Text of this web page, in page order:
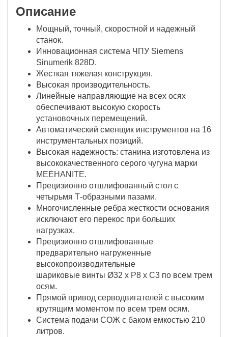
Описание
Мощный, точный, скоростной и надежный
станок.
Инновационная система ЧПУ Siemens
Sinumerik 828D.
Жесткая тяжелая конструкция.
Высокая производительность.
Линейные направляющие на всех осях
обеспечивают высокую скорость
установочных перемещений.
Автоматический сменщик инструментов на 16
инструментальных позиций.
Высокая надежность: станина изготовлена из
высококачественного серого чугуна марки
MEEHANITE.
Прецизионно отшлифованный стол с
четырьмя Т-образными пазами.
Многочисленные ребра жесткости основания
исключают его перекос при больших
нагрузках.
Прецизионно отшлифованные
предварительно нагруженные
высокопроизводительные
шариковые винты Ø32 x P8 x C3 по всем трем
осям.
Прямой привод серводвигателей с высоким
крутящим моментом по всем трем осям.
Система подачи СОЖ с баком емкостью 210
литров.